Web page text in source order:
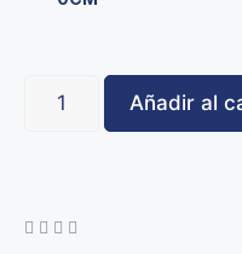
Añadir al